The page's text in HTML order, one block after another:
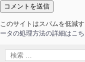
このサイトはスパムを低減
ータの処理方法の詳細はこ